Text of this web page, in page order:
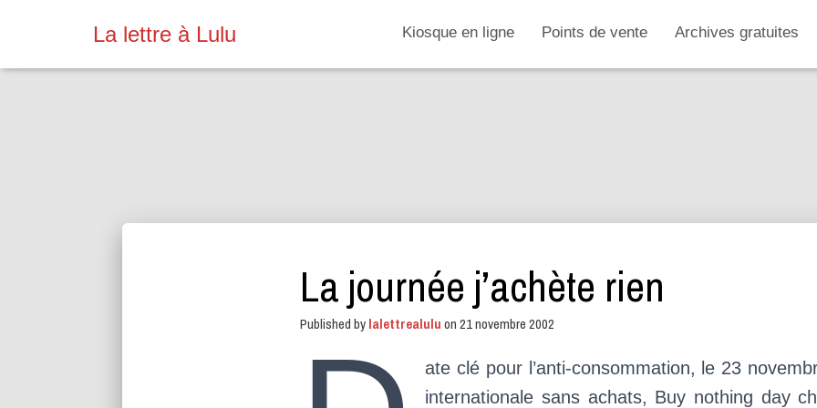
La lettre à Lulu Kiosque en ligne Points de vente Archives gratuites
La journée j’achète rien
Published bylalettrealuluon21 novembre 2002
ate clé pour l’anti-consommation, le 23
internationale sans achats, Buy nothing day